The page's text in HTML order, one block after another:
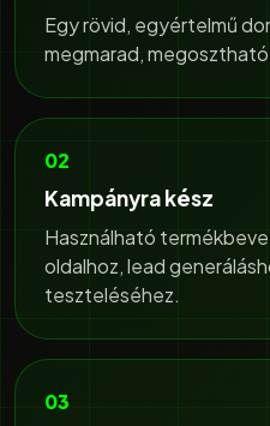
Egy rövid, egyértelmű
megmarad,
02
Kampányra kész
Használható
oldalhoz, lead
teszteléséhez.
03